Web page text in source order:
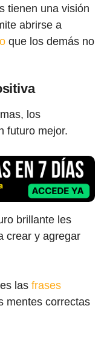
tienen una visión
abrirse a
que los demás no
los
futuro mejor.
brillante les
crear y agregar
las frases
mentes correctas